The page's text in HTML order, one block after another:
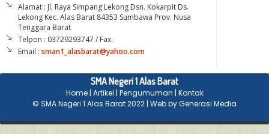
Alamat : Jl. Raya Simpang Lekong Dsn. Kokarpit Ds.
Lekong Kec. Alas Barat 84353 Sumbawa Prov. Nusa
Tenggara Barat
Telpon : 03729293747 / Fax.
Email : sman1_alasbarat@yahoo.com
SMA Negeri 1 Alas Barat
Home| Artikel | Pengumuman | Kontak
© SMA Negeri 1 Alas Barat2022 | Web byGenerasi Media